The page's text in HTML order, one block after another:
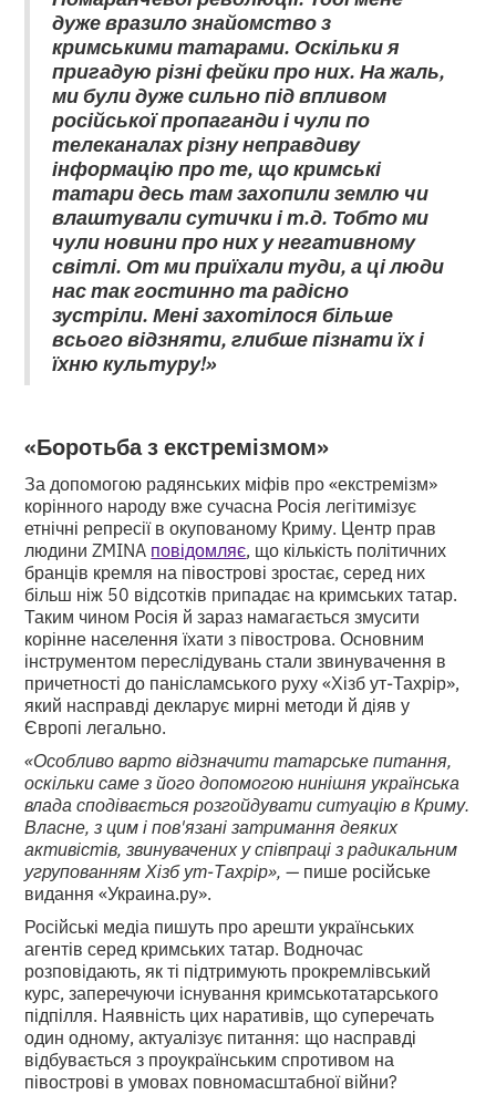
дуже вразило знайомство з
кримськими татарами. Оскільки я
пригадую різні фейки про них. На жаль,
ми були дуже сильно під впливом
російської пропаганди і чули по
телеканалах різну неправдиву
інформацію про те, що кримські
татари десь там захопили землю чи
влаштували сутички і т.д. Тобто ми
чули новини про них у негативному
світлі. От ми приїхали туди, а ці люди
нас так гостинно та радісно
зустріли. Мені захотілося більше
всього відзняти, глибше пізнати їх і
їхню культуру!»
«Боротьба з екстремізмом»
За допомогою радянських міфів про «екстремізм»
корінного народу вже сучасна Росія легітимізує
етнічні репресії в окупованому Криму. Центр прав
людини ZMINA повідомляє, що кількість політичних
бранців кремля на півострові зростає, серед них
більш ніж 50 відсотків припадає на кримських татар.
Таким чином Росія й зараз намагається змусити
корінне населення їхати з півострова. Основним
інструментом переслідувань стали звинувачення в
причетності до панісламського руху «Хізб ут-Тахрір»,
який насправді декларує мирні методи й діяв у
Європі легально.
«Особливо варто відзначити татарське питання,
оскільки саме з його допомогою нинішня українська
влада сподівається розгойдувати ситуацію в Криму.
Власне, з цим і пов'язані затримання деяких
активістів, звинувачених у співпраці з радикальним
угрупованням Хізб ут-Тахрір»,— пише російське
видання «Украина.ру».
Російські медіа пишуть про арешти українських
агентів серед кримських татар. Водночас
розповідають, як ті підтримують прокремлівський
курс, заперечуючи існування кримськотатарського
підпілля. Наявність цих наративів, що суперечать
один одному, актуалізує питання: що насправді
відбувається з проукраїнським спротивом на
півострові в умовах повномасштабної війни?